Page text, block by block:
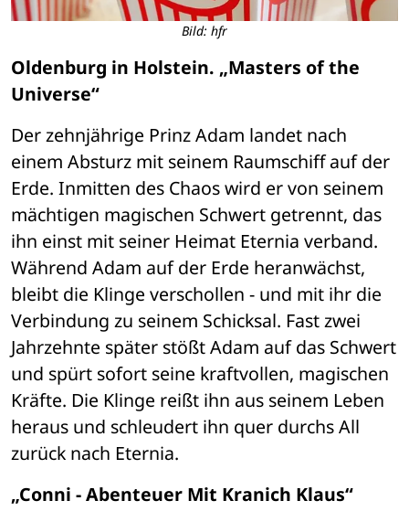
Bild: hfr
Oldenburg in Holstein. „Masters of the
Universe“
Der zehnjährige Prinz Adam landet nach
einem Absturz mit seinem Raumschiff auf der
Erde. Inmitten des Chaos wird er von seinem
mächtigen magischen Schwert getrennt, das
ihn einst mit seiner Heimat Eternia verband.
Während Adam auf der Erde heranwächst,
bleibt die Klinge verschollen - und mit ihr die
Verbindung zu seinem Schicksal. Fast zwei
Jahrzehnte später stößt Adam auf das Schwert
und spürt sofort seine kraftvollen, magischen
Kräfte. Die Klinge reißt ihn aus seinem Leben
heraus und schleudert ihn quer durchs All
zurück nach Eternia.
„Conni - Abenteuer Mit Kranich Klaus“